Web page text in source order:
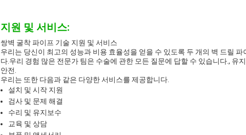
지원 및 서비스:
쌍벽 굴착 파이프 기술 지원 및 서비스
우리는 당신이 최고의 성능과 비용 효율성을 얻을 수 있도록 두 개의 벽 드릴
다.우리 경험 많은 전문가 팀은 수술에 관한 모든 질문에 답할 수 있습니다., 유
안전.
우리는 또한 다음과 같은 다양한 서비스를 제공합니다.
설치 및 시작 지원
검사 및 문제 해결
수리 및 유지보수
교육 및 상담